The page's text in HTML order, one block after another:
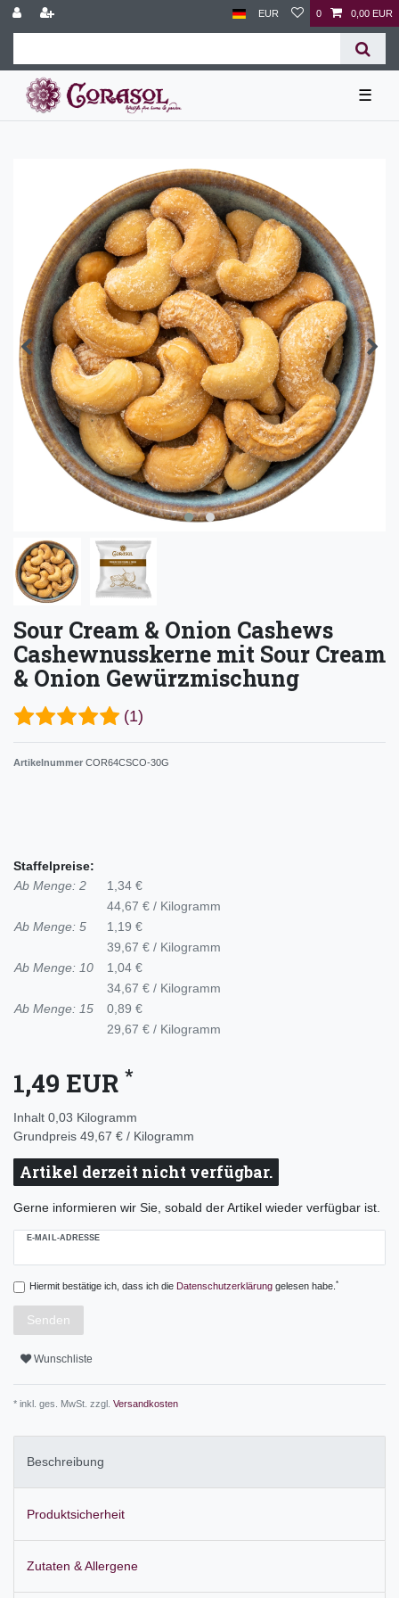
EUR 0 0,00 EUR
☰
Sour Cream & Onion Cashews
Cashewnusskerne mit Sour Cream
& Onion Gewürzmischung
(1)
Artikelnummer COR64CSCO-30G
Staffelpreise:
Ab Menge: 2
1,34 €
44,67 € / Kilogramm
Ab Menge: 5
1,19 €
39,67 € / Kilogramm
Ab Menge: 10
1,04 €
34,67 € / Kilogramm
Ab Menge: 15
0,89 €
29,67 € / Kilogramm
1,49 EUR *
Inhalt 0,03 Kilogramm
Grundpreis 49,67 € / Kilogramm
Artikel derzeit nicht verfügbar.
Gerne informieren wir Sie, sobald der Artikel wieder verfügbar ist.
E-MAIL-ADRESSE
Hiermit bestätige ich, dass ich die Daten­schutz­erklärunggelesen habe. *
Senden
Wunschliste
* inkl. ges. MwSt. zzgl. Versandkosten
Beschreibung
Produktsicherheit
Zutaten & Allergene